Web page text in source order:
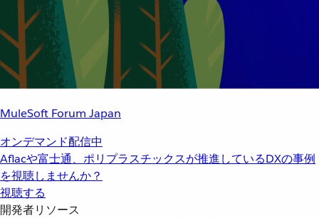
MuleSoft Forum Japan
オンデマンド配信中
Aflacや富士通、ポリプラスチックスが推進しているDXの事例
を視聴しませんか？
視聴する
開発者リソース